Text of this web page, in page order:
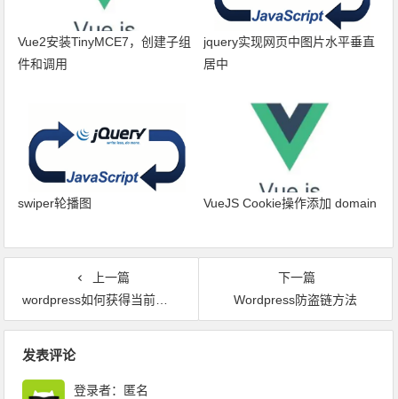
Vue2安装TinyMCE7，创建子组
件和调用
jquery实现网页中图片水平垂直
居中
swiper轮播图 VueJS Cookie操作添加 domain
上一篇
wordpress如何获得当前用户的头像
下一篇
Wordpress防盗链方法
发表评论
登录者：匿名